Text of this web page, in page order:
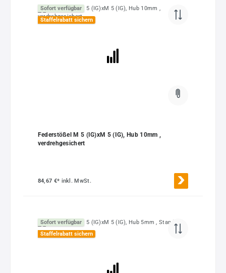
Sofort verfügbar
Staffelrabatt sichern
Federstößel M 5 (IG)xM 5 (IG), Hub 10mm ,
verdrehgesichert
84,67 €* inkl. MwSt.
Sofort verfügbar
Staffelrabatt sichern